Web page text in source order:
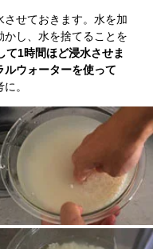
せておきます。水を加
かし、水を捨てることを
て1時間ほど浸水させま
ウォーターを使って
。